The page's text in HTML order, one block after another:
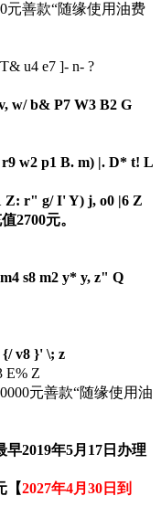
元善款“随缘使用油费
u4 e7 ]- n- ?
w/ b& P7 W3 B2 G
w2 p1 B. m) |. D* t! L
Z: r" g/ I' Y) j, o0 |6 Z
2700元。
s8 m2 y* y, z" Q
v8 }' \; z
E% Z
元善款“随缘使用油
2019年5月17日办理
【2027年4月30日到